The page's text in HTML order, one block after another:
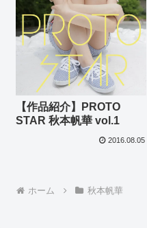
【作品紹介】PROTO
STAR 秋本帆華 vol.1
2016.08.05
ホーム 秋本帆華